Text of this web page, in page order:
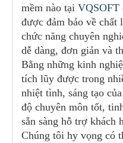
mềm nào tại VQSOFT
được đảm bảo về chất
chức năng chuyên
dễ dàng, đơn giản và
Bằng những kinh
tích lũy được trong
nhiệt tình, sáng tạo
độ chuyên môn tốt,
sẵn sàng hỗ trợ khách
Chúng tôi hy vọng có